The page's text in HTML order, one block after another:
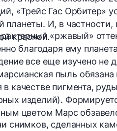
«Трейс Гас Орбитер»
планеты. И, в
красной.«ржавый»
благодаря ему
все еще изучено не
пыль обязана
в качестве пигмента,
изделий).
цветом Марс
снимков, сделанных